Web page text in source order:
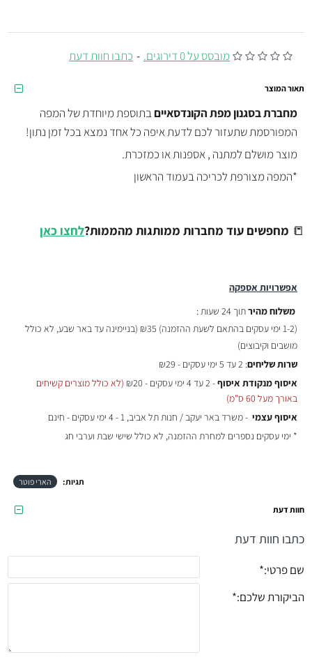
מובסס על 0 דירוגים. - כתבו חוות דעת
אפשרויות אספקה
משלוח מהירתוך 24 שעות :
(1-2 ימי עסקים בהתאם לשעת ההזמנה)
₪35 (בניימינה עד באר שבע, לא כולל
מושבים וקיבוצים)
שרות שליחים: 2 עד 5 ימי עסקים - ₪29
איסוף מנקודת איסוף- 2 עד 4 ימי עסקים - ₪20
(לא כולל מוצרים קשיחים
באורך מעל 60 ס"מ)
איסוף עצמי - משרד באר יעקב / חנות תל אביב, 1 - 4 ימי עסקים - חינם
* ימי עסקים נספרים למחרת ההזמנה, לא כולל שישי שבת וערבי חג
📒 מחפשים עוד מחברות ממותגות מהממות?לחצו כאן
תאור המוצר
מחברת בסגנוןמפת הקונדסאייםבתוספת מיוחדת של המפה
המפורסמת שתעזור לכם לדעת איפה כל אחד נמצא בכל זמן נתון!
מוצר מושלם למתנה , אספנות או כמזכרת.
*המפה מצורפת לכריכה בעמוד הראשון
תגיות: הארי פוטר
חוות דעת
כתבו חוות דעת
שם פרטי:
הביקורת שלכם: